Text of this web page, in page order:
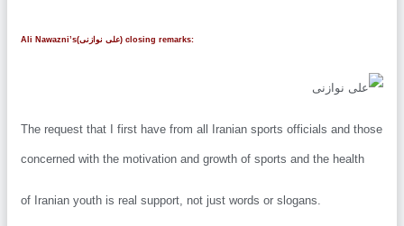
Ali Nawazni’s(علی نوازنی) closing remarks:
The request that I first have from all Iranian sports officials and
concerned with the motivation and growth of sports and the health
of Iranian youth is real support, not just words or slogans.